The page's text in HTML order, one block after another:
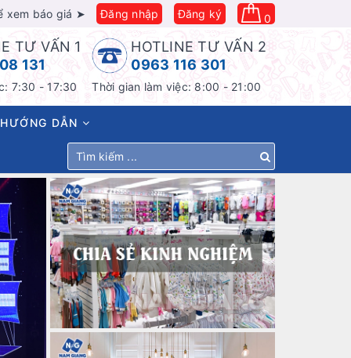
xem báo giá ➤ Đăng nhập Đăng ký 0
TƯ VẤN 1
131
7:30 - 17:30
HOTLINE TƯ VẤN 2
0963 116 301
Thời gian làm việc: 8:00 - 21:00
HƯỚNG DẪN